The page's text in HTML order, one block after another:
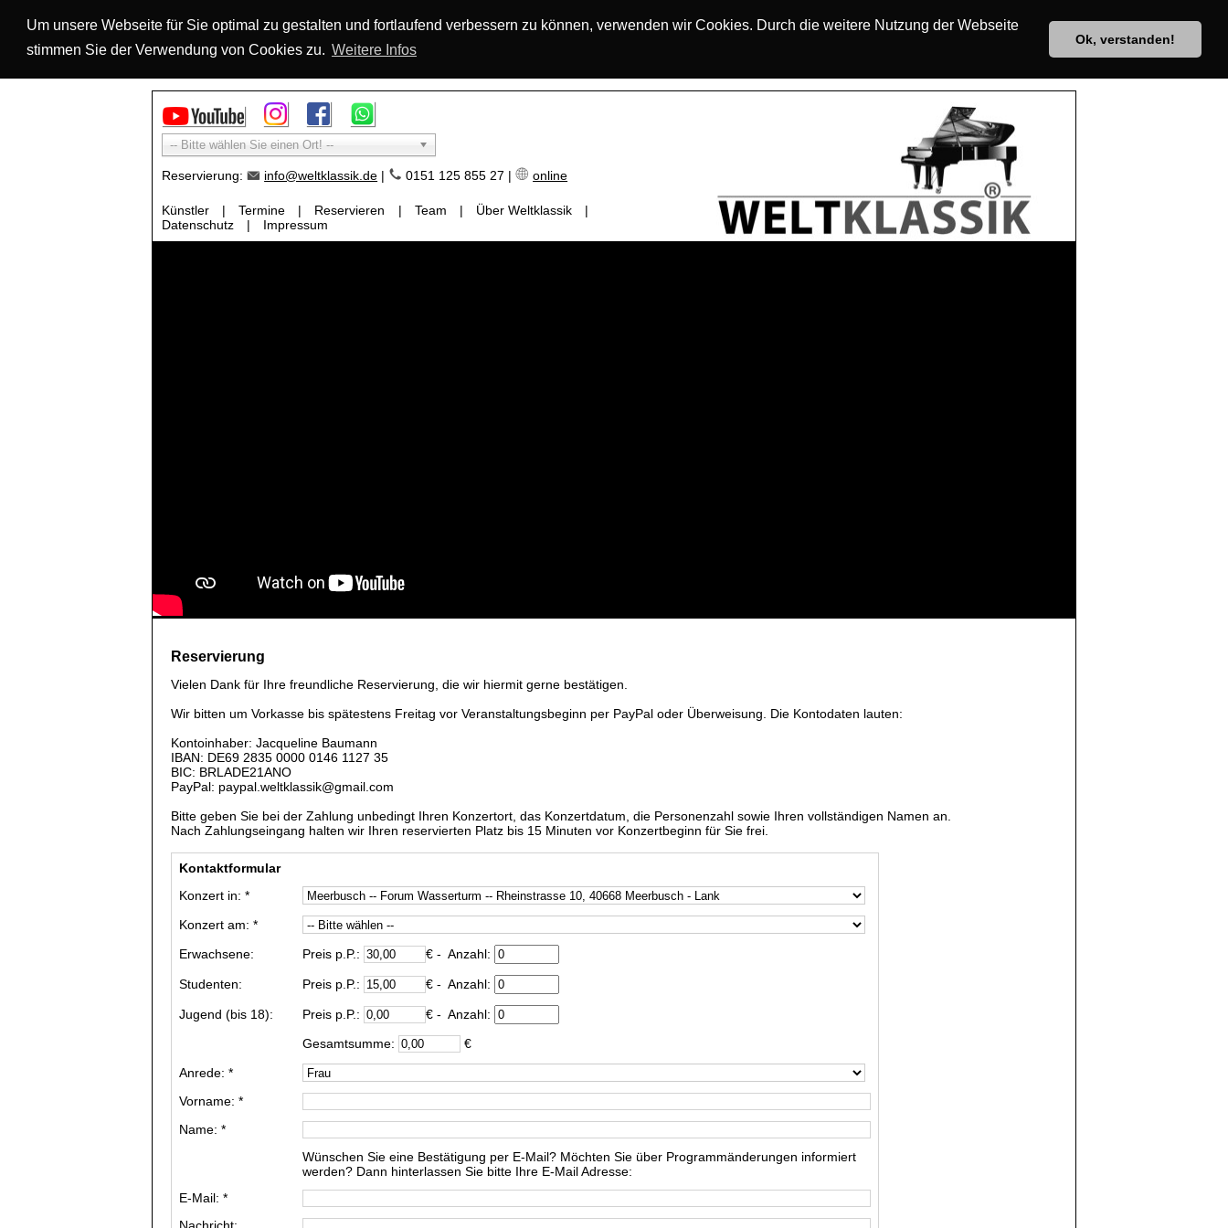
Um unsere Webseite für Sie optimal zu gestalten und fortlaufend verbessern zu können, verwenden wir Cookies. Durch die weitere Nutzung der Webseite
stimmen Sie der Verwendung von Cookies zu. Weitere Infos
Ok, verstanden!
-- Bitte wählen Sie einen Ort! --
Reservierung: info@weltklassik.de | 0151 125 855 27 | online
Künstler | Termine | Reservieren | Team | Über Weltklassik
|
Datenschutz
| Impressum
Reservierung
Vielen Dank für Ihre freundliche Reservierung, die wir hiermit gerne bestätigen.
Wir bitten um Vorkasse bis spätestens Freitag vor Veranstaltungsbeginn per PayPal oder Überweisung. Die Kontodaten lauten:
Kontoinhaber: Jacqueline Baumann
IBAN: DE69 2835 0000 0146 1127 35
BIC: BRLADE21ANO
PayPal: paypal.weltklassik@gmail.com
Bitte geben Sie bei der Zahlung unbedingt Ihren Konzertort, das Konzertdatum, die Personenzahl sowie Ihren vollständigen Namen an.
Nach Zahlungseingang halten wir Ihren reservierten Platz bis 15 Minuten vor Konzertbeginn für Sie frei.
Kontaktformular
Konzert in: *
Konzert am: *
Erwachsene:
Preis p.P.: € - Anzahl:
Studenten: Preis p.P.: € - Anzahl:
Jugend (bis 18): Preis p.P.: € - Anzahl:
Gesamtsumme:
€
Anrede: *
Vorname: *
Name: *
Wünschen Sie eine Bestätigung per E-Mail? Möchten Sie über Programmänderungen informiert
werden? Dann hinterlassen Sie bitte Ihre E-Mail Adresse:
E-Mail: *